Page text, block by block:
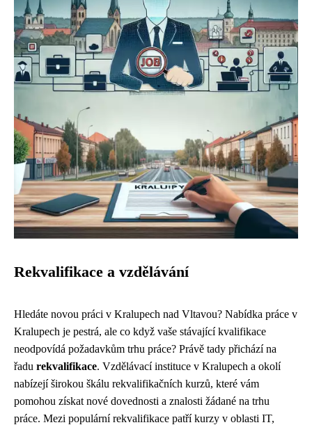
Rekvalifikace a vzdělávání
Hledáte novou práci v Kralupech nad Vltavou? Nabídka práce v
Kralupech je pestrá, ale co když vaše stávající kvalifikace
neodpovídá požadavkům trhu práce? Právě tady přichází na
řadu rekvalifikace. Vzdělávací instituce v Kralupech a okolí
nabízejí širokou škálu rekvalifikačních kurzů, které vám
pomohou získat nové dovednosti a znalosti žádané na trhu
práce. Mezi populární rekvalifikace patří kurzy v oblasti IT,